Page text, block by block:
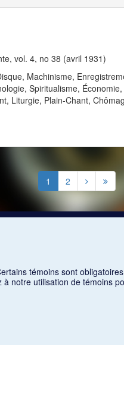
vol. 4, no 38 (avril 1931)
Machinisme,
Spiritualisme,
Liturgie, Plain-Chant,
1 2
témoins sont
notre utilisation de témoins